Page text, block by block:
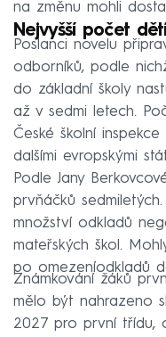
na změnu mohli
Nejvyšší počet
Poslanci novelu
odborníků, podle
do základní školy
až v sedmi letech.
České školní
dalšími evropskými
Podle Jany
prvňáčků
množství odkladů
mateřských škol.
po omezeníodkladů
Známkování žáků
mělo být nahrazeno
2027 pro první třídu,